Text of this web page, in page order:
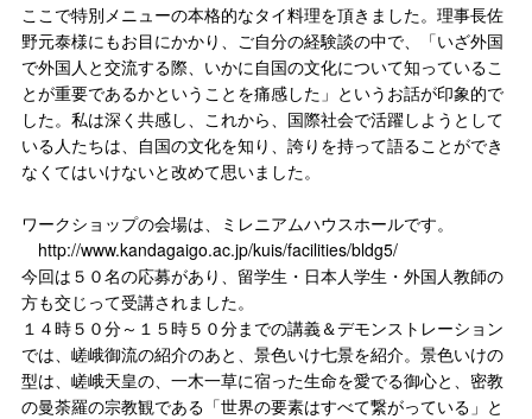
ここで特別メニューの本格的なタイ料理を頂きました。理事長佐
野元泰様にもお目にかかり、ご自分の経験談の中で、「いざ外国
で外国人と交流する際、いかに自国の文化について知っているこ
とが重要であるかということを痛感した」というお話が印象的で
した。私は深く共感し、これから、国際社会で活躍しようとして
いる人たちは、自国の文化を知り、誇りを持って語ることができ
なくてはいけないと改めて思いました。
ワークショップの会場は、ミレニアムハウスホールです。
http://www.kandagaigo.ac.jp/kuis/facilities/bldg5/
今回は５０名の応募があり、留学生・日本人学生・外国人教師の
方も交じって受講されました。
１４時５０分～１５時５０分までの講義＆デモンストレーション
では、嵯峨御流の紹介のあと、景色いけ七景を紹介。景色いけの
型は、嵯峨天皇の、一木一草に宿った生命を愛でる御心と、密教
の曼荼羅の宗教観である「世界の要素はすべて繋がっている」と